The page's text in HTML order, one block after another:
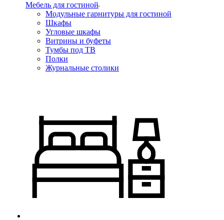
Мебель для гостиной
Модульные гарнитуры для гостиной
Шкафы
Угловые шкафы
Витрины и буфеты
Тумбы под ТВ
Полки
Журнальные столики